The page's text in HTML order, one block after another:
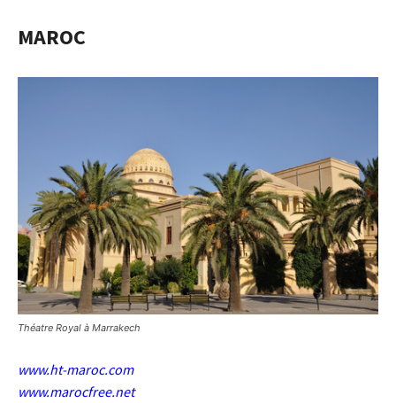
MAROC
Théatre Royal à Marrakech
www.ht-maroc.com
www.marocfree.net